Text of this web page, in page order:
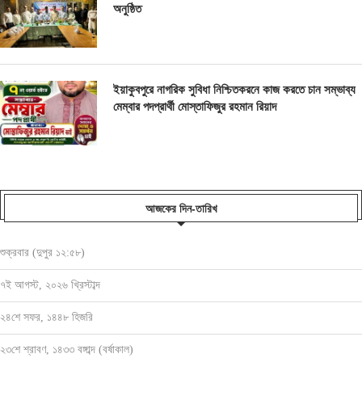
অনুষ্ঠিত
ইয়াকুবপুরে নাগরিক সুবিধা নিশ্চিতকরনে কাজ করতে চান সম্ভাব্য
মেম্বার পদপ্রার্থী মোস্তাফিজুর রহমান রিয়াদ
আজকের দিন-তারিখ
শুক্রবার (দুপুর ১২:৫৮)
৭ই আগস্ট, ২০২৬ খ্রিস্টাব্দ
২৪শে সফর, ১৪৪৮ হিজরি
২৩শে শ্রাবণ, ১৪৩৩ বঙ্গাব্দ (বর্ষাকাল)